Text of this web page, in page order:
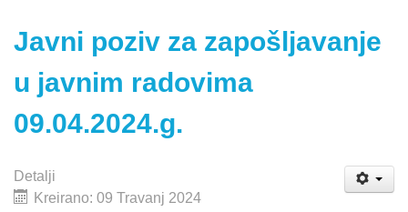
Javni poziv za zapošljavanje
u javnim radovima
09.04.2024.g.
Detalji
Kreirano: 09 Travanj 2024